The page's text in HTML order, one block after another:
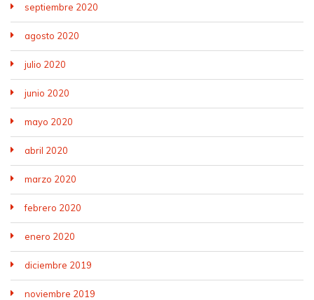
septiembre 2020
agosto 2020
julio 2020
junio 2020
mayo 2020
abril 2020
marzo 2020
febrero 2020
enero 2020
diciembre 2019
noviembre 2019